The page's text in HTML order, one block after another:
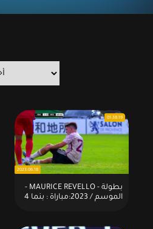
بطولة - MAURICE REVELLO -
الموسم / 2023:مباراة : بنما 4
01:38:19
2023.06.18